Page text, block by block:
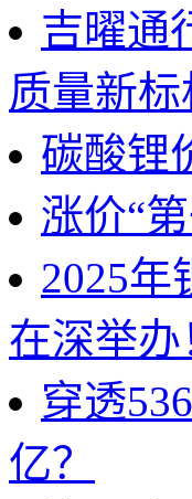
吉曜通
质量新标
碳酸锂
涨价“
2025年
在深举办
穿透
亿？